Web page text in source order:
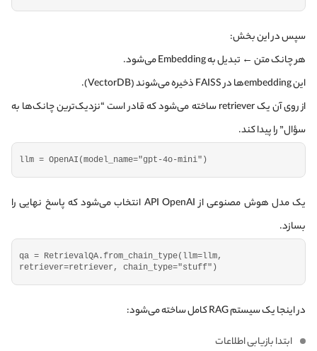
سپس در این بخش:
هر چانک متن ← تبدیل به Embedding می‌شود.
این embeddingها در FAISS ذخیره می‌شوند (VectorDB).
از روی آن یک retriever ساخته می‌شود که قادر است “نزدیک‌ترین چانک‌ها به
سؤال” را پیدا کند.
llm = OpenAI (model_name="gpt-4o-mini" )
یک مدل هوش مصنوعی از API OpenAI انتخاب می‌شود که پاسخ نهایی را
بسازد.
qa = RetrievalQA.from_chain_type( llm=llm,
retriever=retriever, chain_type="stuff" )
در اینجا یک سیستم RAG کامل ساخته می‌شود:
ابتدا بازیابی اطلاعات